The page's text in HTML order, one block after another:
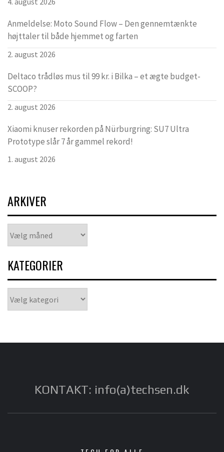
Anmeldelse: Moto Sound Flow – Den gennemtænkte
højttaler til både hjemmet og farten
2. august 2026
Deltaco trådløs mus til 99 kr. i Bilka – et ægte budget-
SCOOP?
2. august 2026
Xiaomi knuser rekorden på Nürburgring: SU7 Ultra
Prototype slår 7 år gammel rekord!
1. august 2026
ARKIVER
KATEGORIER
KONTAKT: info(a)techsen.dk